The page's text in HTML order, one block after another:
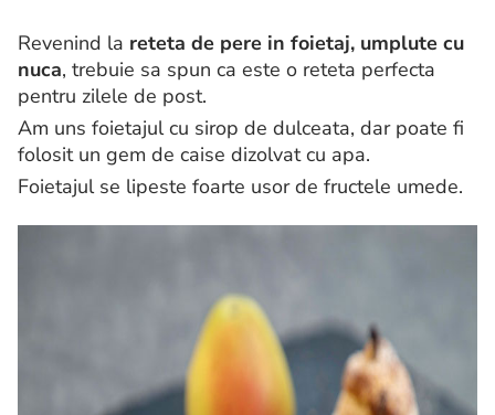
Revenind la reteta de pere in foietaj, umplute cu
nuca, trebuie sa spun ca este o reteta perfecta
pentru zilele de post.
Am uns foietajul cu sirop de dulceata, dar poate fi
folosit un gem de caise dizolvat cu apa.
Foietajul se lipeste foarte usor de fructele umede.